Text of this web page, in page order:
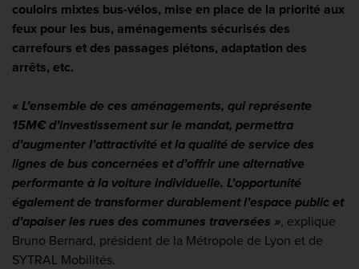
couloirs mixtes bus-vélos, mise en place de la priorité aux
feux pour les bus, aménagements sécurisés des
carrefours et des passages piétons, adaptation des
arrêts, etc.
« L’ensemble de ces aménagements, qui représente
15M€ d’investissement sur le mandat, permettra
d’augmenter l’attractivité et la qualité de service des
lignes de bus concernées et d’offrir une alternative
performante à la voiture individuelle. L’opportunité
également de transformer durablement l’espace public et
d’apaiser les rues des communes traversées », explique
Bruno Bernard, président de la Métropole de Lyon et de
SYTRAL Mobilités.